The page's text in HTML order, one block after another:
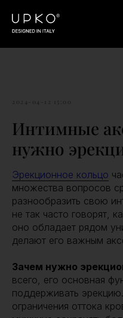
2024-04-12 15:00
Интимные
нужно
Эрекционное кольцо
множества вопросов
разнообразить свою
не так часто говорят,
оно обладает рядом
делают его важным
Зачем нужно
всего, его основная
поддерживать
ограничения оттока